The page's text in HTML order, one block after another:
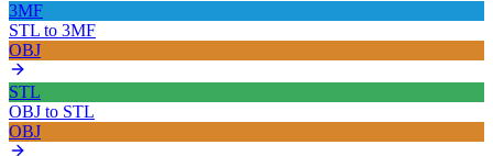
3MF
STL to 3MF
OBJ
STL
OBJ to STL
OBJ